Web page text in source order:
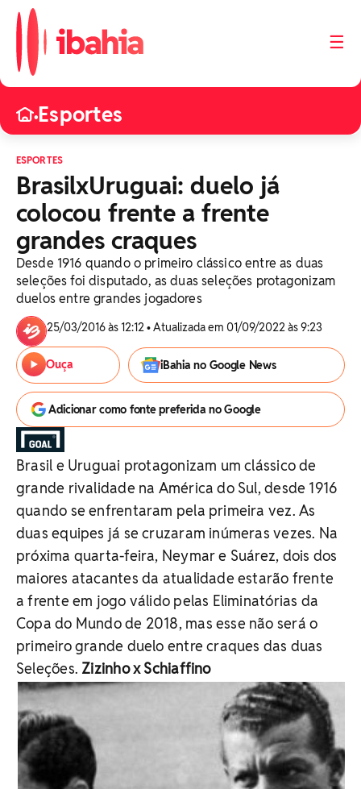
☰
•Esportes
ESPORTES
BrasilxUruguai: duelo já
colocou frente a frente
grandes craques
Desde 1916 quando o primeiro clássico entre as duas
seleções foi disputado, as duas seleções protagonizam
duelos entre grandes jogadores
25/03/2016 às 12:12 • Atualizada em 01/09/2022 às 9:23
Ouça iBahia no Google News
Adicionar como fonte preferida no Google
Brasil e Uruguai protagonizam um clássico de
grande rivalidade na América do Sul, desde 1916
quando se enfrentaram pela primeira vez. As
duas equipes já se cruzaram inúmeras vezes. Na
próxima quarta-feira, Neymar e Suárez, dois dos
maiores atacantes da atualidade estarão frente
a frente em jogo válido pelas Eliminatórias da
Copa do Mundo de 2018, mas esse não será o
primeiro grande duelo entre craques das duas
Seleções. Zizinho x Schiaffino